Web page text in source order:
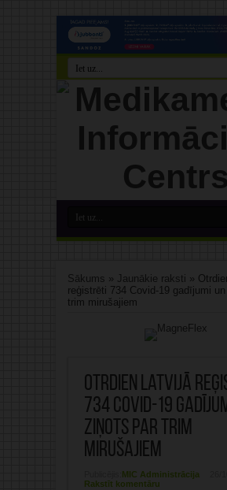
Sākums » Jaunākie raksti »
reģistrēti 734 Covid-19 gadījumi
trim mirušajiem
Otrdien Latvijā
734 Covid-19
ziņots par trim
mirušajiem
MIC Administrācija
Rakstīt komentāru